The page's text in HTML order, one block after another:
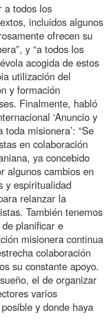
a todos los
incluidos algunos
ofrecen su
y “a todos los
acogida de estos
utilización del
y formación
Finalmente, habló
‘Anuncio y
misionera’: “Se
en colaboración
ya concebido
algunos cambios en
y espiritualidad
relanzar la
También tenemos
planificar e
misionera continua
colaboración
su constante apoyo.
el de organizar
varios
y donde haya